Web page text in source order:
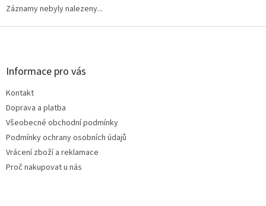
Záznamy nebyly nalezeny...
Z
Informace pro vás
Kontakt
Doprava a platba
Všeobecné obchodní podmínky
Podmínky ochrany osobních údajů
Vrácení zboží a reklamace
Proč nakupovat u nás